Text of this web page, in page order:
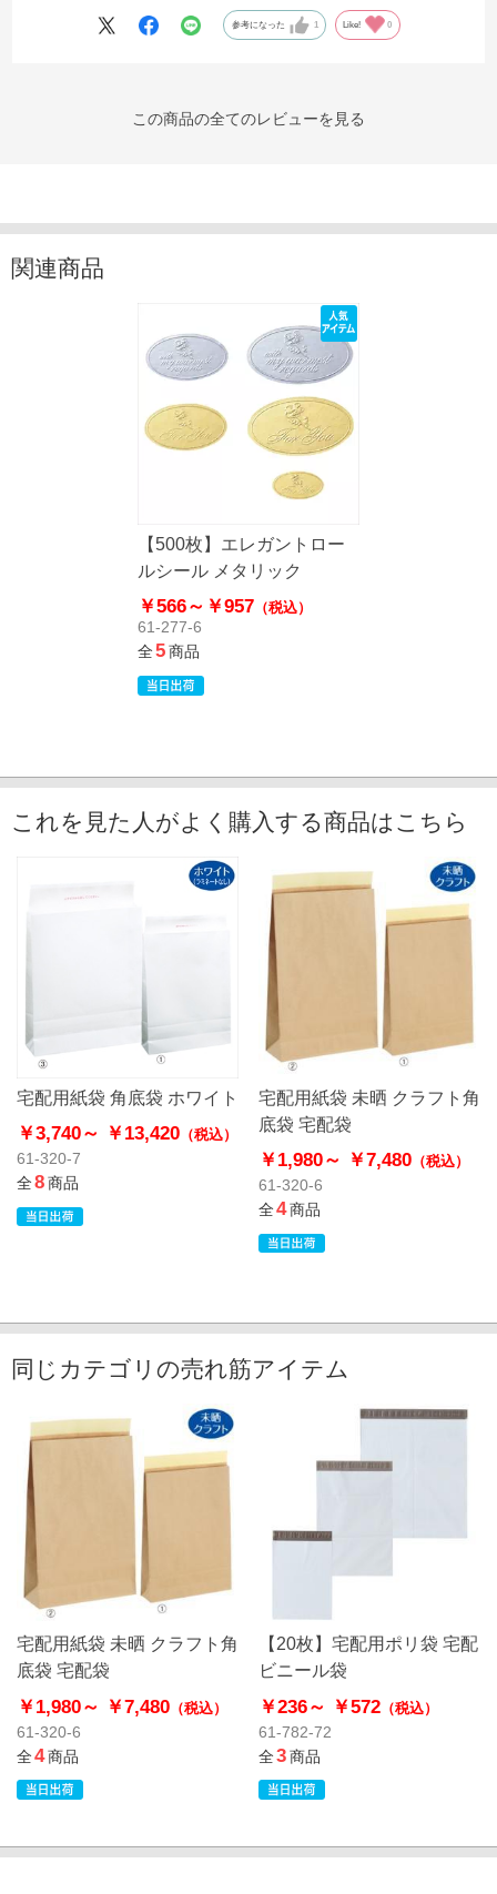
参考になった 1 Like! 0
この商品の全てのレビューを見る
関連商品
【500枚】エレガントロー
ルシール メタリック
￥566～ ￥957（税込）
61-277-6
全5商品
これを見た人がよく購入する商品はこちら
宅配用紙袋 角底袋 ホワイト
￥3,740～ ￥13,420 （税込）
61-320-7
全8商品
宅配用紙袋 未晒 クラフト角
底袋 宅配袋
￥1,980～ ￥7,480（税込）
61-320-6
全4商品
同じカテゴリの売れ筋アイテム
宅配用紙袋 未晒 クラフト角
底袋 宅配袋
￥1,980～ ￥7,480 （税込）
61-320-6
全4商品
【20枚】宅配用ポリ袋 宅配
ビニール袋
￥236～ ￥572（税込）
61-782-72
全3商品